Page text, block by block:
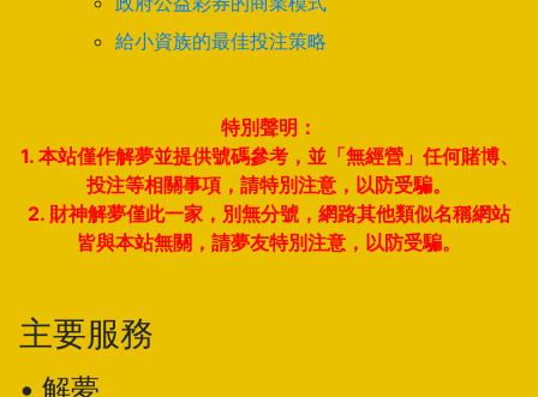
給小資族的最佳投注策略
特別聲明：
1. 本站僅作解夢並提供號碼參考，並「無經營」任何賭博、
投注等相關事項，請特別注意，以防受騙。
2. 財神解夢僅此一家，別無分號，網路其他類似名稱網站
皆與本站無關，請夢友特別注意，以防受騙。
主要服務
• 解夢